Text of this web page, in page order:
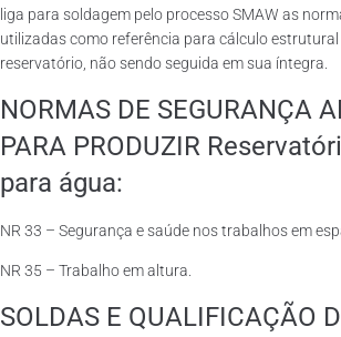
liga para soldagem pelo processo SMAW as
utilizadas como referência para cálculo
reservatório, não sendo seguida em sua íntegra.
NORMAS DE SEGURANÇA
PARA PRODUZIR
para água:
NR 33 – Segurança e saúde nos trabalhos em
NR 35 – Trabalho em altura.
SOLDAS E QUALIFICAÇÃO